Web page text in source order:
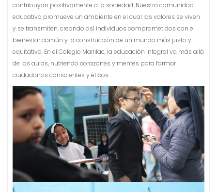
contribuyan positivamente a la sociedad. Nuestra comunidad
educativa promueve un ambiente en el cual los valores se viven
y se transmiten, creando así individuos comprometidos con el
bienestar común y la construcción de un mundo más justo y
equitativo. En el Colegio Marillac, la educación integral va más allá
de las aulas, nutriendo corazones y mentes para formar
ciudadanos conscientes y éticos.